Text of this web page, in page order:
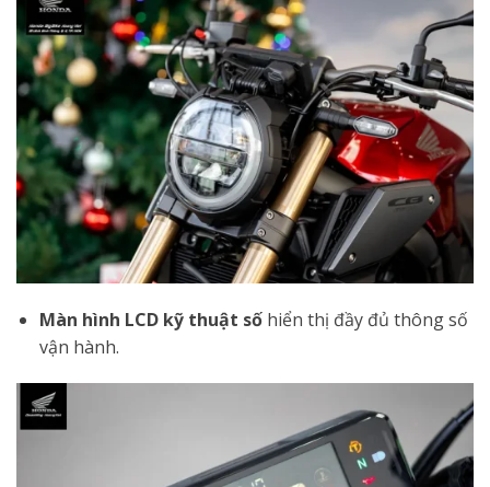
Màn hình LCD kỹ thuật sốhiển thị đầy đủ thông số
vận hành.